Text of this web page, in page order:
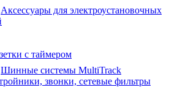
Аксессуары для электроустановочных
с таймером
Шинные системы MultiTrack
звонки, сетевые фильтры